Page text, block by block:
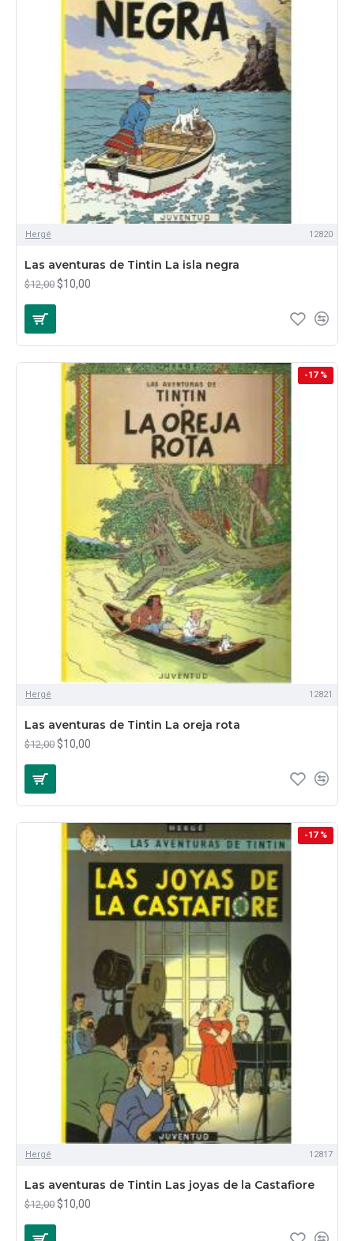
Hergé 12820
Las aventuras de Tintin La isla negra
$12,00 $10,00
-17 %
Hergé 12821
Las aventuras de Tintin La oreja rota
$12,00 $10,00
-17 %
Hergé 12817
Las aventuras de Tintin Las joyas de la Castafiore
$12,00 $10,00